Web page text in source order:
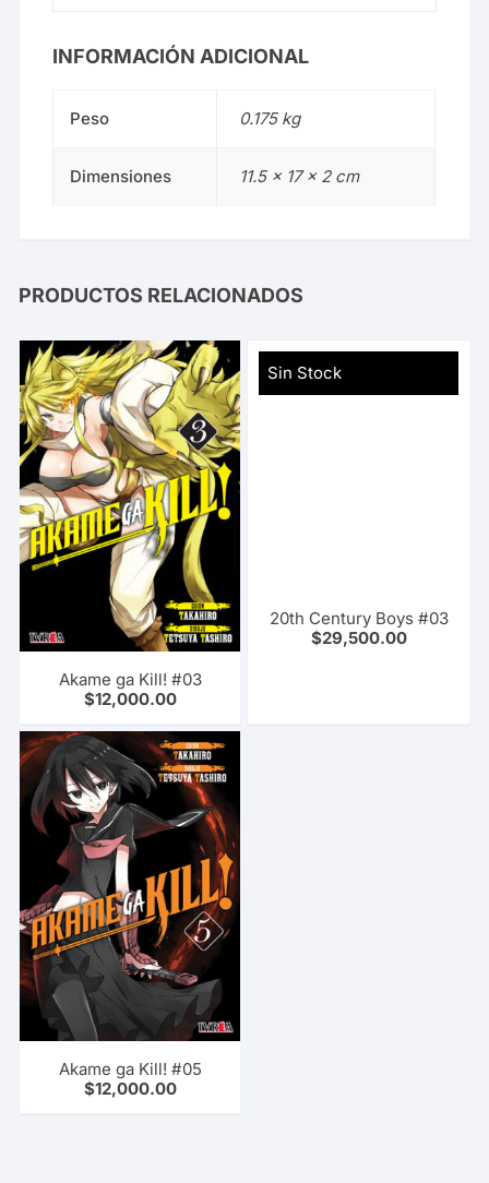
INFORMACIÓN ADICIONAL
Peso 0.175 kg
Dimensiones 11.5 × 17 × 2 cm
PRODUCTOS RELACIONADOS
Akame ga Kill! #03
$12,000.00
Sin Stock
20th Century Boys #03
$29,500.00
Akame ga Kill! #05
$12,000.00